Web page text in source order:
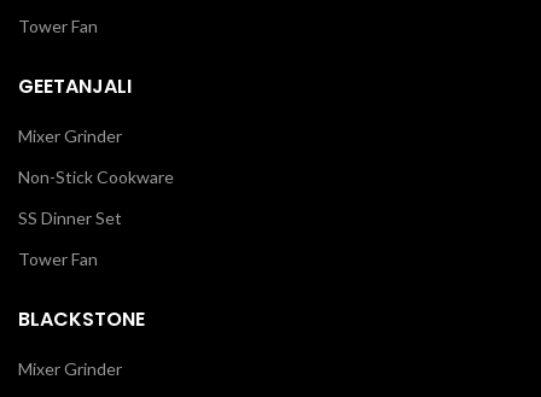
Tower Fan
GEETANJALI
Mixer Grinder
Non-Stick Cookware
SS Dinner Set
Tower Fan
BLACKSTONE
Mixer Grinder